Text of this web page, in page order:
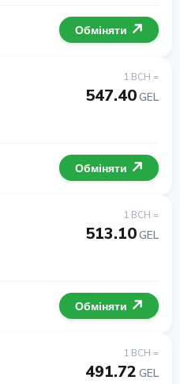
Обміняти
1 BCH =
547.40GEL
Обміняти
1 BCH =
513.10GEL
Обміняти
1 BCH =
491.72 GEL